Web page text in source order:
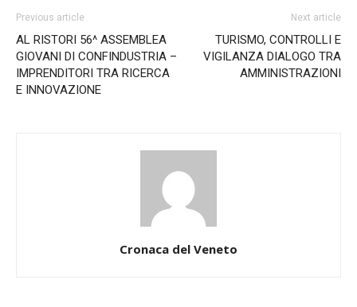
Previous article
AL RISTORI 56^ ASSEMBLEA
GIOVANI DI CONFINDUSTRIA –
IMPRENDITORI TRA RICERCA
E INNOVAZIONE
Next article
TURISMO, CONTROLLI E
VIGILANZA DIALOGO TRA
AMMINISTRAZIONI
Cronaca del Veneto